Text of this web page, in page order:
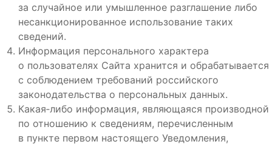
за случайное или умышленное разглашение либо
несанкционированное использование таких
сведений.
Информация персонального характера
о пользователях Сайта хранится и обрабатывается
с соблюдением требований российского
законодательства о персональных данных.
Какая‑либо информация, являющаяся производной
по отношению к сведениям, перечисленным
в пункте первом настоящего Уведомления,